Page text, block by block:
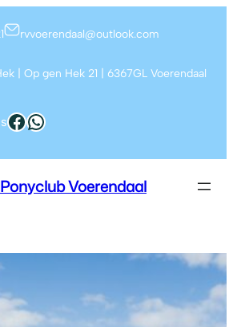
rvvoerendaal@outlook.com
| Op gen Hek 21 | 6367GL Voerendaal
Voerendaal